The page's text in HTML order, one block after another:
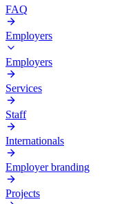
FAQ
Employers
Employers
Services
Staff
Internationals
Employer branding
Projects